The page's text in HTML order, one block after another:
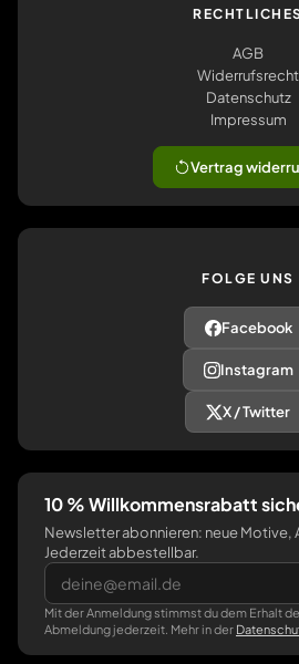
AGB
Widerrufsrecht
Datenschutz
Impressum
Vertrag
FOLGE UNS
Facebook
Instagram
X / Twitter
10 % Willkommensrabatt
Newsletter abonnieren: neue Motive,
Jederzeit abbestellbar.
Mit der Anmeldung stimmst du dem Erhalt
Abmeldung jederzeit. Mehr in der